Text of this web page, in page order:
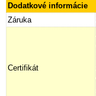
Dodatkové informácie
Záruka
Certifikát